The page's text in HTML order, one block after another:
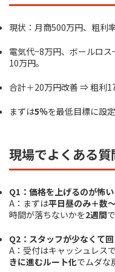
現状：月商500万円、粗利
電気代−8万円、ボールロ
10万円。
合計＋20万円改善 ⇒ 粗利
まずは5％を最低目標に設定
現場でよくある質
Q1：価格を上げるのが怖い
A：まずは平日昼のみ＋数
時間が落ちないかを2週間
Q2：スタッフが少なくて
A：受付はキャッシュレスで
きに進むルート化でムダな